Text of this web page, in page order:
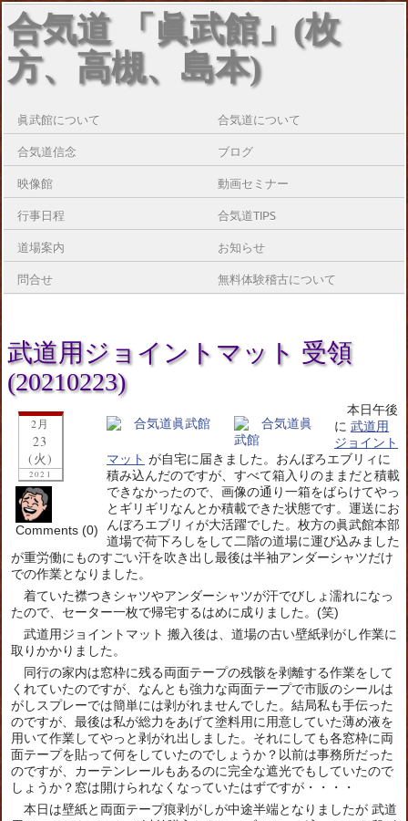
合気道 「眞武館」(枚
方、高槻、島本)
眞武館について 合気道について
合気道信念 ブログ
映像館 動画セミナー
行事日程 合気道TIPS
道場案内 お知らせ
問合せ 無料体験稽古について
武道用ジョイントマット 受領
(20210223)
2月
23
(火)
2021
Comments (0)
本日午後
に 武道用
ジョイント
マット が自宅に届きました。おんぼろエブリィに
積み込んだのですが、すべて箱入りのままだと積載
できなかったので、画像の通り一箱をばらけてやっ
とギリギリなんとか積載できた状態です。運送にお
んぼろエブリィが大活躍でした。枚方の眞武館本部
道場で荷下ろしをして二階の道場に運び込みました
が重労働にものすごい汗を吹き出し最後は半袖アンダーシャツだけ
での作業となりました。
着ていた襟つきシャツやアンダーシャツが汗でびしょ濡れになっ
たので、セーター一枚で帰宅するはめに成りました。(笑)
武道用ジョイントマット 搬入後は、道場の古い壁紙剥がし作業に
取りかかりました。
同行の家内は窓枠に残る両面テープの残骸を剥離する作業をして
くれていたのですが、なんとも強力な両面テープで市販のシールは
がしスプレーでは簡単には剥がれませんでした。結局私も手伝った
のですが、最後は私が総力をあげて塗料用に用意していた薄め液を
用いて作業してやっと剥がれ出しました。それにしても各窓枠に両
面テープを貼って何をしていたのでしょうか？以前は事務所だった
のですが、カーテンレールもあるのに完全な遮光でもしていたので
しょうか？窓は開けられなくなっていたはずですが・・・・
本日は壁紙と両面テープ痕剥がしが中途半端となりましたが 武道